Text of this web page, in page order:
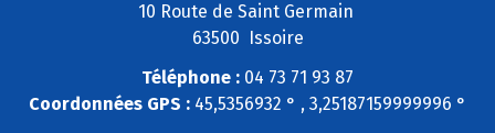
10 Route de Saint Germain
63500 Issoire
Téléphone : 04 73 71 93 87
Coordonnées GPS : 45,5356932 ° , 3,25187159999996 °